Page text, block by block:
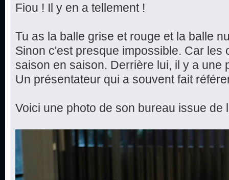
Fiou ! Il y en a tellement !
Tu as la balle grise et rouge et la balle
Sinon c'est presque impossible. Car les
saison en saison. Derrière lui, il y a une
Un présentateur qui a souvent fait
Voici une photo de son bureau issue de